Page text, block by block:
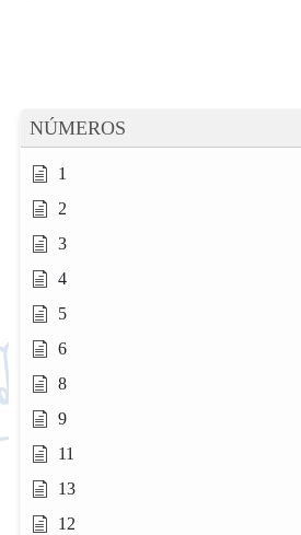
NÚMEROS
1
2
3
4
5
6
8
9
11
13
12